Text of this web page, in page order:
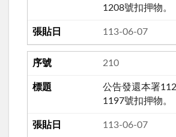
1208號扣押物。
113-06-07
210
公告發還本署
1197號扣押物。
113-06-07